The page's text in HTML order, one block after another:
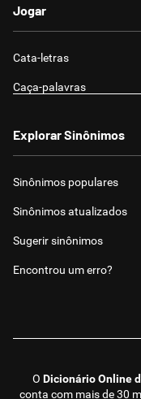
Jogar
Cata-letras
Caça-palavras
O Dicionário Online
conta com mais de 30
Explorar Sinônimos
Sinônimos populares
Sinônimos atualizados
Sugerir sinônimos
Encontrou um erro?